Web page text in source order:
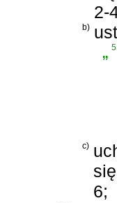
2-
b)
„
c)
6;